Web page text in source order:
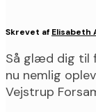
Skrevet af Elisabeth
Så glæd dig til
nu nemlig
Vejstrup